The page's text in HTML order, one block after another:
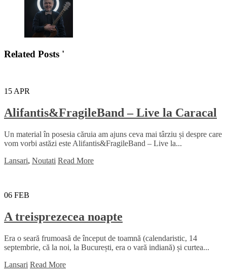
Related Posts '
15 APR
Alifantis&FragileBand – Live la Caracal
Un material în posesia căruia am ajuns ceva mai târziu și despre care
vom vorbi astăzi este Alifantis&FragileBand – Live la...
Lansari, Noutati Read More
06 FEB
A treisprezecea noapte
Era o seară frumoasă de început de toamnă (calendaristic, 14
septembrie, că la noi, la București, era o vară indiană) și curtea...
Lansari Read More